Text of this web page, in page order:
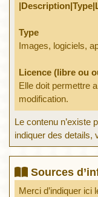
Type
Images, logiciels,
Licence (libre ou
Elle doit permettre
modification.
Le contenu n’existe
indiquer des details,
Sources
Merci d’indiquer ici